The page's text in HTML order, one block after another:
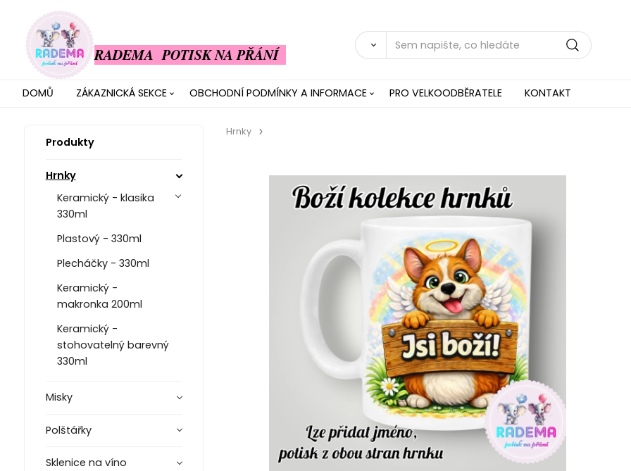
RADEMA POTISK NA PŘÁNÍ
DOMŮ ZÁKAZNICKÁ SEKCE OBCHODNÍ PODMÍNKY A INFORMACE PRO VELKOODBĚRATELE KONTAKT
Produkty
Hrnky
Keramický - klasika
330ml
Plastový - 330ml
Plecháčky - 330ml
Keramický -
makronka 200ml
Keramický -
stohovatelný barevný
330ml
Misky
Polštářky
Sklenice na víno
Hrnky